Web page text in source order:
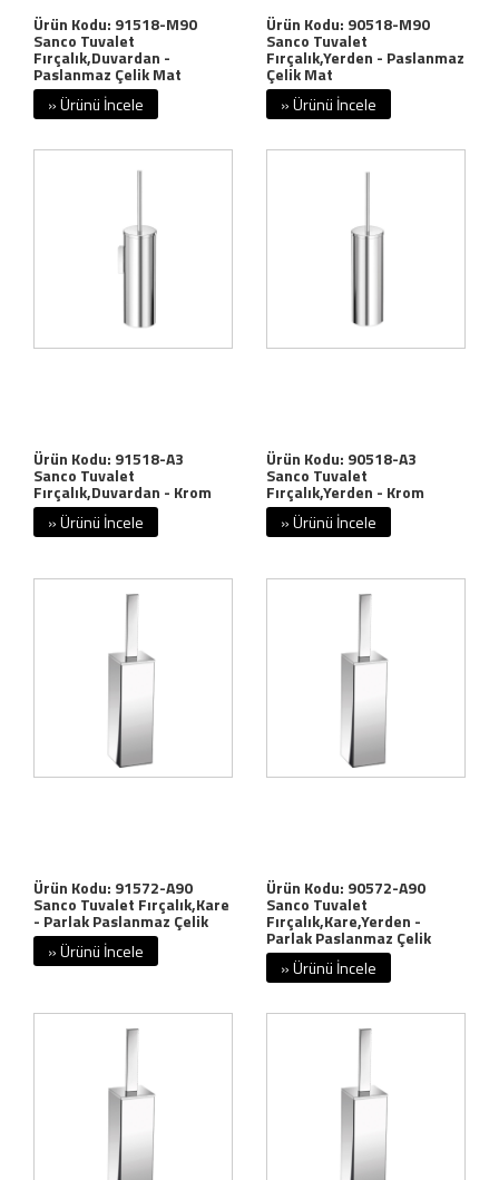
Ürün Kodu: 91518-M90
Sanco Tuvalet
Fırçalık,Duvardan -
Paslanmaz Çelik Mat
» Ürünü İncele
Ürün Kodu: 90518-M90
Sanco Tuvalet
Fırçalık,Yerden - Paslanmaz
Çelik Mat
» Ürünü İncele
Ürün Kodu: 91518-A3
Sanco Tuvalet
Fırçalık,Duvardan - Krom
» Ürünü İncele
Ürün Kodu: 90518-A3
Sanco Tuvalet
Fırçalık,Yerden - Krom
» Ürünü İncele
Ürün Kodu: 91572-A90
Sanco Tuvalet Fırçalık,Kare
- Parlak Paslanmaz Çelik
» Ürünü İncele
Ürün Kodu: 90572-A90
Sanco Tuvalet
Fırçalık,Kare,Yerden -
Parlak Paslanmaz Çelik
» Ürünü İncele